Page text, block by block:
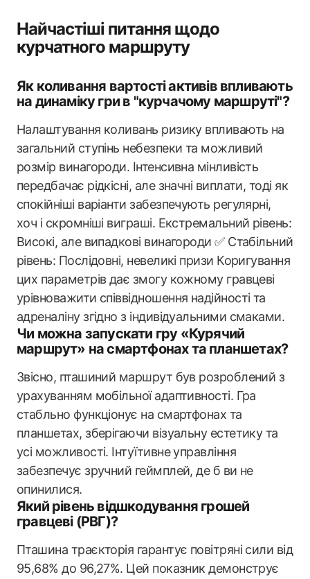
Найчастіші питання щодо
курчатного маршруту
Як коливання вартості активів впливають
на динаміку гри в "курчачому маршруті"?
Налаштування коливань ризику впливають на
загальний ступінь небезпеки та можливий
розмір винагороди. Інтенсивна мінливість
передбачає рідкісні, але значні виплати, тоді як
спокійніші варіанти забезпечують регулярні,
хоч і скромніші виграші. Екстремальний рівень:
Високі, але випадкові винагороди ✅ Стабільний
рівень: Послідовні, невеликі призи Коригування
цих параметрів дає змогу кожному гравцеві
урівноважити співвідношення надійності та
адреналіну згідно з індивідуальними смаками.
Чи можна запускати гру «Курячий
маршрут» на смартфонах та планшетах?
Звісно, пташиний маршрут був розроблений з
урахуванням мобільної адаптивності. Гра
стабльно функціонує на смартфонах та
планшетах, зберігаючи візуальну естетику та
усі можливості. Інтуїтивне управління
забезпечує зручний геймплей, де б ви не
опинилися.
Який рівень відшкодування грошей
гравцеві (РВГ)?
Пташина траєкторія гарантує повітряні сили від
95,68% до 96,27%. Цей показник демонструє